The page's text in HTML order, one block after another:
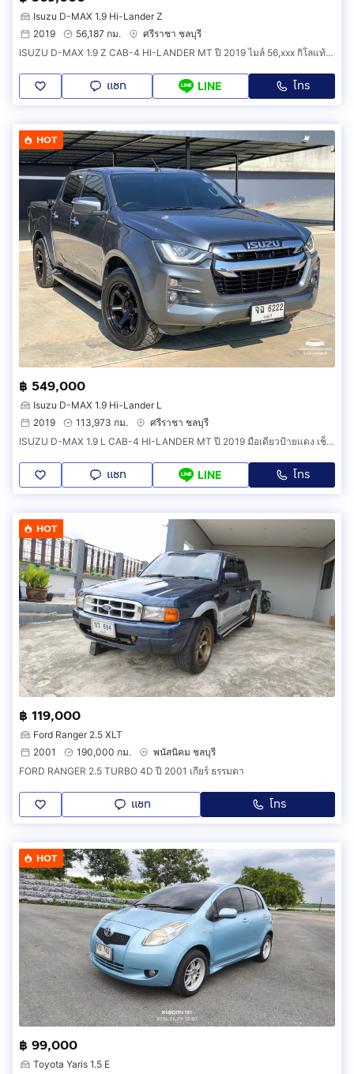
Isuzu D-MAX 1.9 Hi-Lander Z
2019
56,187 กม.
ศรีราชา ชลบุรี
ISUZU D-MAX 1.9 Z CAB-4 HI-LANDER MT ปี 2019 ไมล์ 56,xxx กิโลแท้ มือเดียวป้ายแดง เช็คศูนย์ตลอด
แชท LINE โทร
HOT
฿ 549,000
Isuzu D-MAX 1.9 Hi-Lander L
2019
113,973 กม.
ศรีราชา ชลบุรี
ISUZU D-MAX 1.9 L CAB-4 HI-LANDER MT ปี 2019 มือเดียวป้ายแดง เช็คศูนย์ตลอด น็อตไม่มีขยับ
แชท LINE โทร
HOT
฿ 119,000
Ford Ranger 2.5 XLT
2001
190,000 กม.
พนัสนิคม ชลบุรี
FORD RANGER 2.5 TURBO 4D ปี 2001 เกียร์ ธรรมดา
แชท โทร
HOT
฿ 99,000
Toyota Yaris 1.5 E